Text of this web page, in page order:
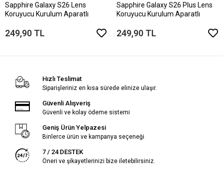
Sapphire Galaxy S26 Lens
Koruyucu Kurulum Aparatlı
249,90 TL
Sapphire Galaxy S26 Plus Lens
Koruyucu Kurulum Aparatlı
249,90 TL
Hızlı Teslimat
Siparişleriniz en kısa sürede elinize ulaşır.
Güvenli Alışveriş
Güvenli ve kolay ödeme sistemi
Geniş Ürün Yelpazesi
Binlerce ürün ve kampanya seçeneği
7 / 24 DESTEK
Öneri ve şikayetlerinizi bize iletebilirsiniz.